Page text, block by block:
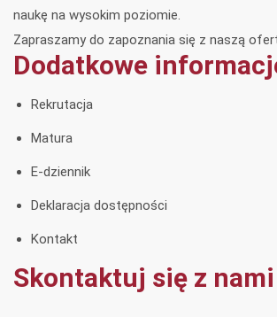
naukę na wysokim poziomie.
Zapraszamy do zapoznania się z naszą
Dodatkowe
Rekrutacja
Matura
E-dziennik
Deklaracja dostępności
Kontakt
Skontaktuj się z nami